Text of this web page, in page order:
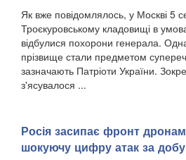
Як вже повідомлялось, у Москві 5
Троєкуровському кладовищі в
відбулися похорони генерала.
прізвище стали предметом
зазначають Патріоти України.
з'ясувалося ...
Росія засипає фронт
шокуючу цифру атак за добу